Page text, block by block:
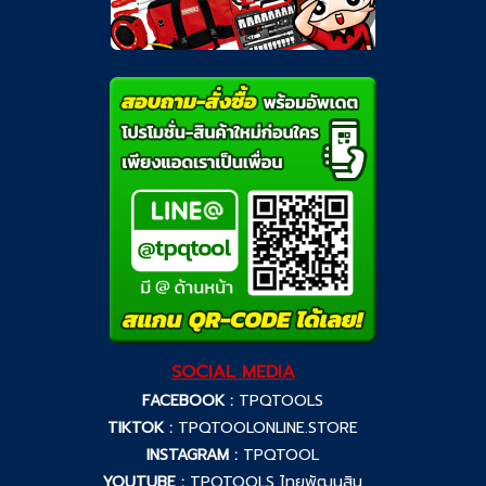
SOCIAL MEDIA
FACEBOOK : TPQTOOLS
TIKTOK : TPQTOOLONLINE.STORE
INSTAGRAM : TPQTOOL